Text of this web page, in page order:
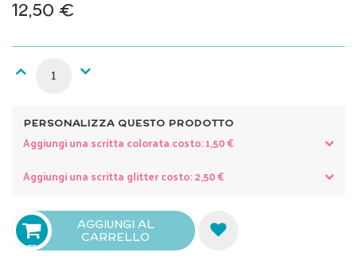
12,50 €
PERSONALIZZA QUESTO PRODOTTO
Aggiungi una scritta colorata costo: 1,50 €
Aggiungi una scritta glitter costo: 2,50 €

AGGIUNGI AL
CARRELLO